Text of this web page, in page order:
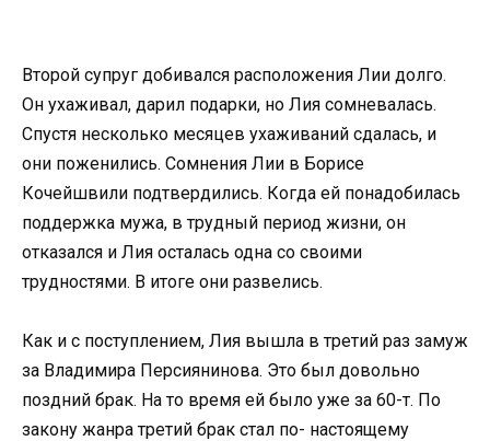
Второй супруг добивался расположения Лии долго.
Он ухаживал, дарил подарки, но Лия сомневалась.
Спустя несколько месяцев ухаживаний сдалась, и
они поженились. Сомнения Лии в Борисе
Кочейшвили подтвердились. Когда ей понадобилась
поддержка мужа, в трудный период жизни, он
отказался и Лия осталась одна со своими
трудностями. В итоге они развелись.
Как и с поступлением, Лия вышла в третий раз замуж
за Владимира Персиянинова. Это был довольно
поздний брак. На то время ей было уже за 60-т. По
закону жанра третий брак стал по- настоящему